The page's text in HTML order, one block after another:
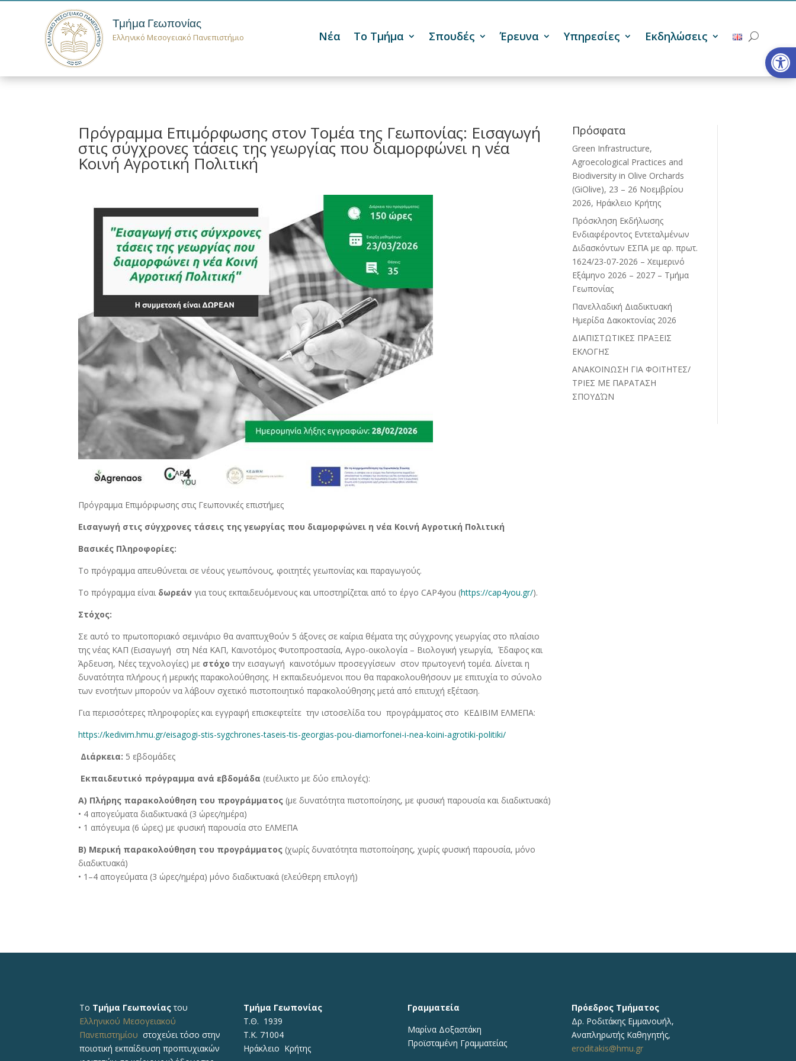
Τμήμα Γεωπονίας
Ελληνικό Μεσογειακό Πανεπιστήμιο Νέα Το Τμήμα Σπουδές Έρευνα Υπηρεσίες Εκδηλώσεις
Πρόγραμμα Επιμόρφωσης στον Τομέα της Γεωπονίας: Εισαγωγή
στις σύγχρονες τάσεις της γεωργίας που διαμορφώνει η νέα
Κοινή Αγροτική Πολιτική
Πρόγραμμα Επιμόρφωσης στις Γεωπονικές επιστήμες
Εισαγωγή στις σύγχρονες τάσεις της γεωργίας που διαμορφώνει η νέα Κοινή Αγροτική Πολιτική
Βασικές Πληροφορίες:
Το πρόγραμμα απευθύνεται σε νέους γεωπόνους, φοιτητές γεωπονίας και παραγωγούς.
Το πρόγραμμα είναι δωρεάν για τους εκπαιδευόμενους και υποστηρίζεται από το έργο CAP4you (https://cap4you.gr/).
Στόχος:
Σε αυτό το πρωτοποριακό σεμινάριο θα αναπτυχθούν 5 άξονες σε καίρια θέματα της σύγχρονης γεωργίας στο πλαίσιο
της νέας ΚΑΠ (Εισαγωγή στη Νέα ΚΑΠ, Καινοτόμος Φυτοπροστασία, Αγρο-οικολογία – Βιολογική γεωργία, Έδαφος και
Άρδευση, Νέες τεχνολογίες) με στόχο την εισαγωγή καινοτόμων προσεγγίσεων στον πρωτογενή τομέα. Δίνεται η
δυνατότητα πλήρους ή μερικής παρακολούθησης. Η εκπαιδευόμενοι που θα παρακολουθήσουν με επιτυχία το σύνολο
των ενοτήτων μπορούν να λάβουν σχετικό πιστοποιητικό παρακολούθησης μετά από επιτυχή εξέταση.
Για περισσότερες πληροφορίες και εγγραφή επισκεφτείτε την ιστοσελίδα του προγράμματος στο ΚΕΔΙΒΙΜ ΕΛΜΕΠΑ:
https://kedivim.hmu.gr/eisagogi-stis-sygchrones-taseis-tis-georgias-pou-diamorfonei-i-nea-koini-agrotiki-politiki/
Διάρκεια: 5 εβδομάδες
Εκπαιδευτικό πρόγραμμα ανά εβδομάδα (ευέλικτο με δύο επιλογές):
Α) Πλήρης παρακολούθηση του προγράμματος (με δυνατότητα πιστοποίησης, με φυσική παρουσία και διαδικτυακά)
• 4 απογεύματα διαδικτυακά (3 ώρες/ημέρα)
• 1 απόγευμα (6 ώρες) με φυσική παρουσία στο ΕΛΜΕΠΑ
Β) Μερική παρακολούθηση του προγράμματος (χωρίς δυνατότητα πιστοποίησης, χωρίς φυσική παρουσία, μόνο
διαδικτυακά)
• 1–4 απογεύματα (3 ώρες/ημέρα) μόνο διαδικτυακά (ελεύθερη επιλογή)
Πρόσφατα
Green Infrastructure,
Agroecological Practices and
Biodiversity in Olive Orchards
(GiOlive), 23 – 26 Νοεμβρίου
2026, Ηράκλειο Κρήτης
Πρόσκληση Εκδήλωσης
Ενδιαφέροντος Εντεταλμένων
Διδασκόντων ΕΣΠΑ με αρ. πρωτ.
1624/23-07-2026 – Χειμερινό
Εξάμηνο 2026 – 2027 – Τμήμα
Γεωπονίας
Πανελλαδική Διαδικτυακή
Ημερίδα Δακοκτονίας 2026
ΔΙΑΠΙΣΤΩΤΙΚΕΣ ΠΡΑΞΕΙΣ
ΕΚΛΟΓΗΣ
ΑΝΑΚΟΙΝΩΣΗ ΓΙΑ ΦΟΙΤΗΤΕΣ/
ΤΡΙΕΣ ΜΕ ΠΑΡΑΤΑΣΗ
ΣΠΟΥΔΏΝ
Το Τμήμα Γεωπονίαςτου
Ελληνικού Μεσογειακού
Πανεπιστημίου στοχεύει τόσο στην
ποιοτική εκπαίδευση προπτυχιακών
Τμήμα Γεωπονίας
Τ.Θ. 1939
Τ.Κ. 71004
Ηράκλειο Κρήτης
Γραμματεία
Μαρίνα Δοξαστάκη
Προϊσταμένη Γραμματείας
Πρόεδρος Τμήματος
Δρ. Ροδιτάκης Εμμανουήλ,
Αναπληρωτής Καθηγητής,
eroditakis@hmu.gr